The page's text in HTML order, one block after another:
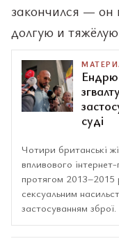
закончился — он
долгую и
Ендрю
суді
Чотири британські
впливового
протягом 2013–2015
сексуальним
застосуванням зброї.